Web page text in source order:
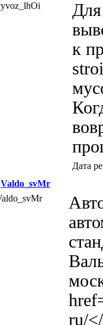
Для
к
Дата
Valdo_svMr
ru/